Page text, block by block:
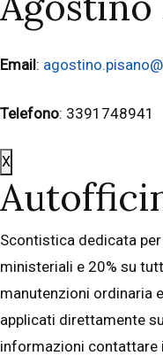
Email:
Telefono: 3391748941
X
Scontistica dedicata
ministeriali e 20% su
manutenzioni ordinaria
applicati direttamente
informazioni contattare